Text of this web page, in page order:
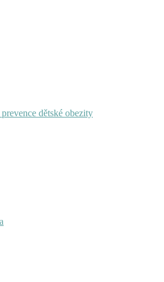
prevence dětské obezity